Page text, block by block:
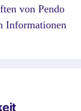
von Pendo
Informationen